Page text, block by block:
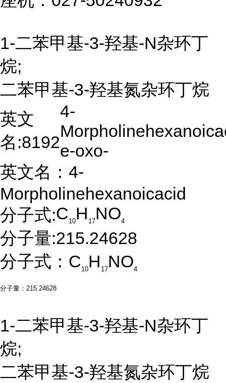
1-二苯甲基-3-羟基-N杂环丁
烷;
二苯甲基-3-羟基氮杂环丁烷
英文
名:8192
4-
e-oxo-
英文名：4-
Morpholinehexanoicacid
分子式:C 10H 17NO4
分子量:215.24628
分子式：C 10H 17NO4
分子量：215.24628
1-二苯甲基-3-羟基-N杂环丁
烷;
二苯甲基-3-羟基氮杂环丁烷